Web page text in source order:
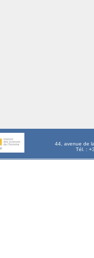
44, avenue de
Tél. :